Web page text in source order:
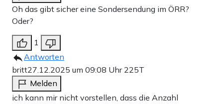
Oh das gibt sicher eine Sondersendung im ÖRR?
Oder?
1
Antworten
britt27.12.2025 um 09:08 Uhr 225T
Melden
ich kann mir nicht vorstellen, dass die Anzahl